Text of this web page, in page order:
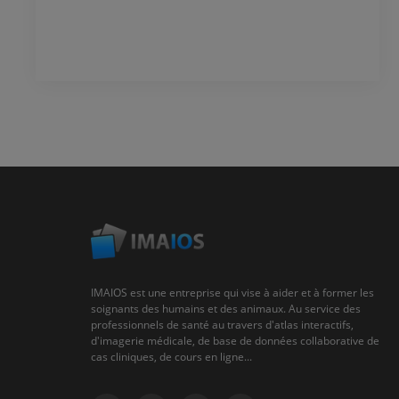
IMAIOS est une entreprise qui vise à aider et à former les
soignants des humains et des animaux. Au service des
professionnels de santé au travers d'atlas interactifs,
d'imagerie médicale, de base de données collaborative de
cas cliniques, de cours en ligne...